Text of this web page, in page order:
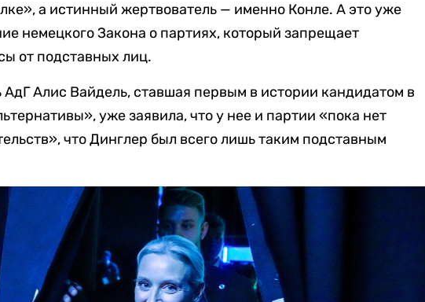
а истинный жертвователь — именно Конле. А это уже
немецкого Закона о партиях, который запрещает
от подставных лиц.
АдГ Алис Вайдель, ставшая первым в истории кандидатом в
уже заявила, что у нее и партии «пока нет
что Динглер был всего лишь таким подставным